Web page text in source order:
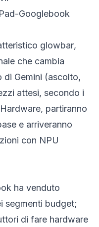
Googlebook
glowbar,
che cambia
di Gemini (ascolto,
attesi, secondo i
partiranno
e arriveranno
con NPU
ha venduto
segmenti budget;
di fare hardware